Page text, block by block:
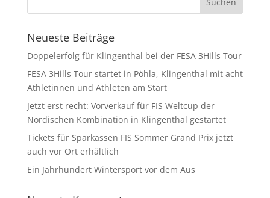
Neueste Beiträge
Doppelerfolg für Klingenthal bei der FESA 3Hills Tour
FESA 3Hills Tour startet in Pöhla, Klingenthal mit acht
Athletinnen und Athleten am Start
Jetzt erst recht: Vorverkauf für FIS Weltcup der
Nordischen Kombination in Klingenthal gestartet
Tickets für Sparkassen FIS Sommer Grand Prix jetzt
auch vor Ort erhältlich
Ein Jahrhundert Wintersport vor dem Aus